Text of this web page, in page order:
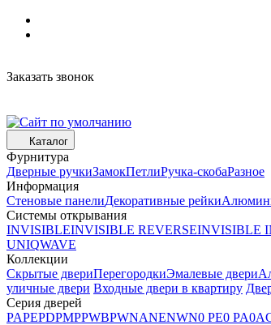
Заказать звонок
Каталог
Фурнитура
Дверные ручкиЗамокПетлиРучка-скобаРазное
Информация
Стеновые панелиДекоративные рейки
Системы открывания
INVISIBLEINVISIBLE REVERSEINVISIBLE
UNIQWAVE
Коллекции
Скрытые двериПерегородкиЭмалевые двери
уличные двери Входные двери в квартиру
Серия дверей
PAPEPDPMPPWBPWNANENWN0 PE0 PA